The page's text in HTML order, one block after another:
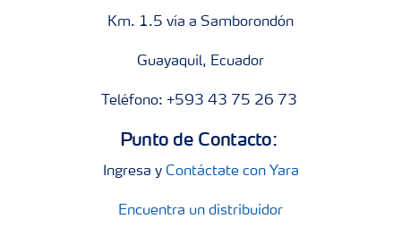
Km. 1.5 vía a Samborondón
Guayaquil, Ecuador
Teléfono: +593 43 75 26 73
Punto de Contacto:
Ingresa y Contáctate con Yara
Encuentra un distribuidor